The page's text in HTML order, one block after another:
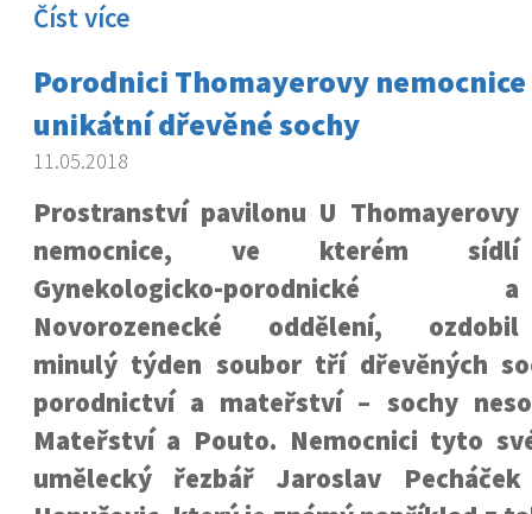
Číst více
Porodnici Thomayerovy
unikátní dřevěné sochy
11.05.2018
Prostranství pavilonu U Thomayerovy
nemocnice, ve kterém sídlí
Gynekologicko-porodnické a
Novorozenecké oddělení, ozdobil
minulý týden soubor tří dřevěných
porodnictví a mateřství – sochy
Mateřství a Pouto. Nemocnici tyto
umělecký řezbář Jaroslav